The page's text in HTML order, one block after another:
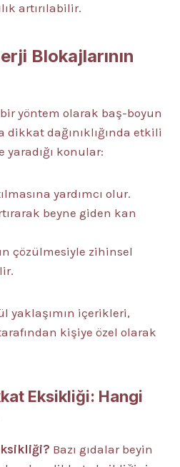
artırılabilir.
Blokajlarının
yöntem olarak baş-boyun
dikkat dağınıklığında etkili
yaradığı konular:
yardımcı olur.
beyne giden kan
çözülmesiyle zihinsel
yaklaşımın içerikleri,
kişiye özel olarak
Eksikliği: Hangi
Bazı gıdalar beyin